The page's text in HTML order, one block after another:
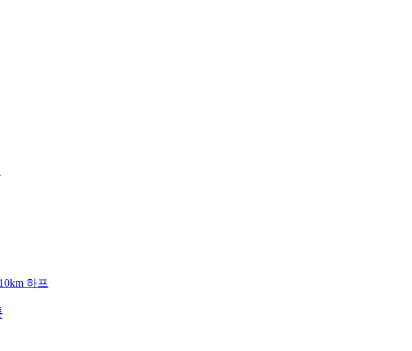
10km 하프